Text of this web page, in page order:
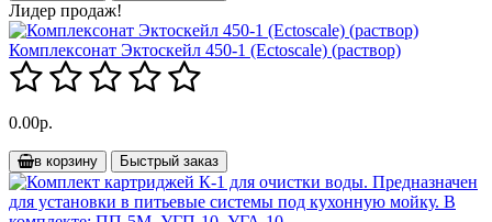
Лидер продаж!
Комплексонат Эктоскейл 450-1 (Ectoscale) (раствор)
0.00р.
в корзину Быстрый заказ